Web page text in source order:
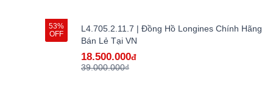
53%
OFF
L4.705.2.11.7 | Đồng Hồ Longines Chính Hãng
Bán Lẻ Tại VN
18.500.000đ
39.000.000₫